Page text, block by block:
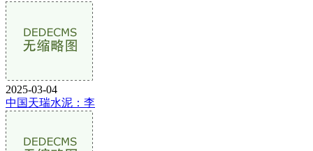
2025-03-04
中国天瑞水泥：李